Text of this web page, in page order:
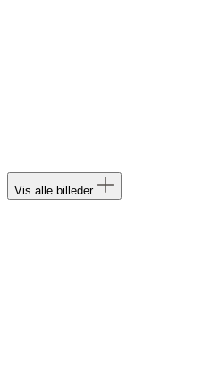
Vis alle billeder